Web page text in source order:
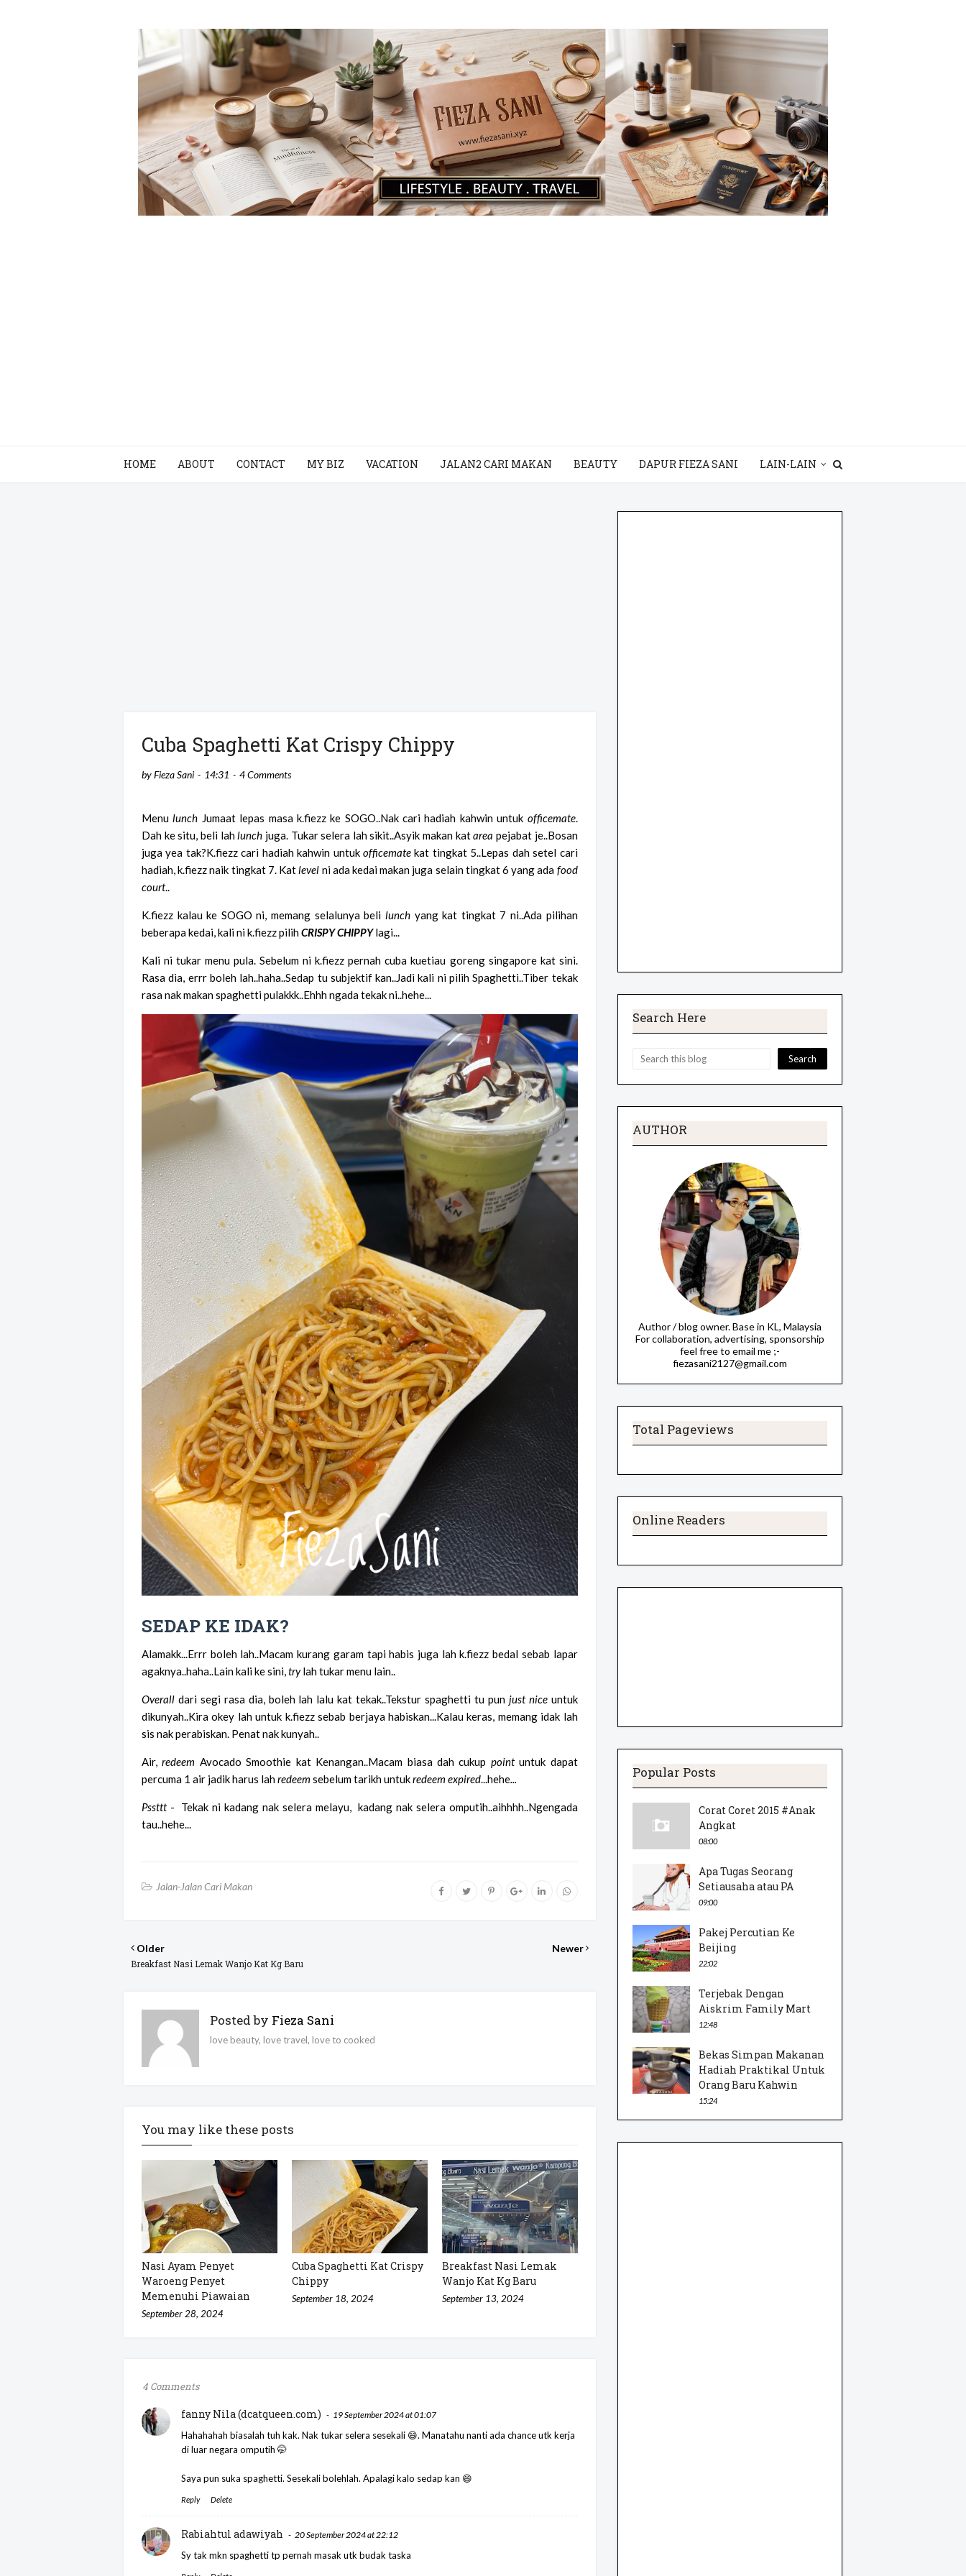
HOME ABOUT CONTACT MY BIZ VACATION JALAN2 CARI MAKAN BEAUTY DAPUR FIEZA SANI LAIN-LAIN
Cuba Spaghetti Kat Crispy Chippy
byFieza Sani 14:31 4 Comments
Menulunch Jumaat lepas masa k.fiezz ke SOGO..Nak cari hadiah kahwin untuk officemate.
Dah ke situ, beli lahlunch juga. Tukar selera lah sikit..Asyik makan katarea pejabat je..Bosan
juga yea tak?K.fiezz cari hadiah kahwin untukofficemate kat tingkat 5..Lepas dah setel cari
hadiah, k.fiezz naik tingkat 7. Katlevel ni ada kedai makan juga selain tingkat 6 yang ada food
court..
K.fiezz kalau ke SOGO ni, memang selalunya beli lunchyang kat tingkat 7 ni..Ada pilihan
beberapa kedai, kali ni k.fiezz pilihCRISPY CHIPPYlagi...
Kali ni tukar menu pula. Sebelum ni k.fiezz pernah cuba kuetiau goreng singapore kat sini.
Rasa dia, errr boleh lah..haha..Sedap tu subjektif kan..Jadi kali ni pilih Spaghetti..Tiber tekak
rasa nak makan spaghetti pulakkk..Ehhh ngada tekak ni..hehe...
SEDAP KE IDAK?
Alamakk...Errr boleh lah..Macam kurang garam tapi habis juga lah k.fiezz bedal sebab lapar
agaknya..haha..Lain kali ke sini,trylah tukar menu lain..
Overall dari segi rasa dia, boleh lah lalu kat tekak..Tekstur spaghetti tu pun just niceuntuk
dikunyah..Kira okey lah untuk k.fiezz sebab berjaya habiskan...Kalau keras, memang idak lah
sis nak perabiskan. Penat nak kunyah..
Air,redeem Avocado Smoothie kat Kenangan..Macam biasa dah cukup pointuntuk dapat
percuma 1 air jadik harus lahredeem sebelum tarikh untukredeem expired...hehe...
Pssttt- Tekak ni kadang nak selera melayu, kadang nak selera omputih..aihhhh..Ngengada
tau..hehe...
Jalan-Jalan Cari Makan
Newer
Older
Breakfast Nasi Lemak Wanjo Kat Kg Baru
Posted by Fieza Sani
love beauty, love travel, love to cooked
You may like these posts
Nasi Ayam Penyet
Waroeng Penyet
Memenuhi Piawaian
September 28, 2024
Cuba Spaghetti Kat Crispy
Chippy
September 18, 2024
Breakfast Nasi Lemak
Wanjo Kat Kg Baru
September 13, 2024
4 Comments
fanny Nila (dcatqueen.com) 19 September 2024 at 01:07
Hahahahah biasalah tuh kak. Nak tukar selera sesekali 😄. Manatahu nanti ada chance utk kerja
di luar negara omputih 🤭
Saya pun suka spaghetti. Sesekali bolehlah. Apalagi kalo sedap kan 😄
Reply Delete
Rabiahtul adawiyah 20 September 2024 at 22:12
Sy tak mkn spaghetti tp pernah masak utk budak taska
Search Here
AUTHOR
Author / blog owner. Base in KL, Malaysia
For collaboration, advertising, sponsorship
feel free to email me ;-
fiezasani2127@gmail.com
Total Pageviews
Online Readers
Popular Posts
Corat Coret 2015 #Anak
Angkat
08:00
Apa Tugas Seorang
Setiausaha atau PA
09:00
Pakej Percutian Ke
Beijing
22:02
Terjebak Dengan
Aiskrim Family Mart
12:48
Bekas Simpan Makanan
Hadiah Praktikal Untuk
Orang Baru Kahwin
15:24